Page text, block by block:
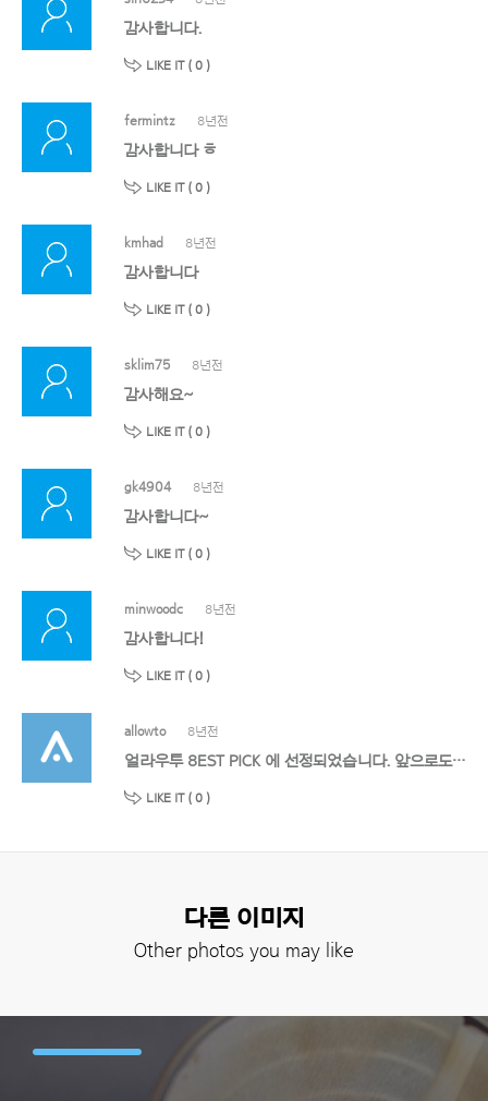
감사합니다.
LIKE IT ( 0 )
fermintz 8년전
감사합니다 ㅎ
LIKE IT ( 0 )
kmhad 8년전
감사합니다
LIKE IT ( 0 )
sklim75 8년전
감사해요~
LIKE IT ( 0 )
gk4904 8년전
감사합니다~
LIKE IT ( 0 )
minwoodc 8년전
감사합니다!
LIKE IT ( 0 )
allowto 8년전
얼라우투 8EST PICK 에 선정되었습니다. 앞으로도 멋진 작품 기대할게요!
LIKE IT ( 0 )
다른 이미지
Other photos you may like